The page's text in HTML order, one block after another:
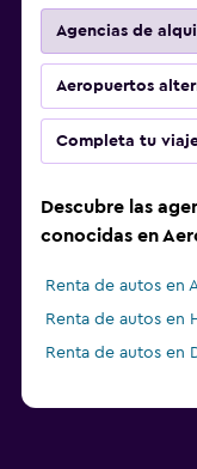
Agencias de
Aeropuertos
Completa tu
Descubre las
conocidas en
Renta de autos en
Renta de autos en
Renta de autos en